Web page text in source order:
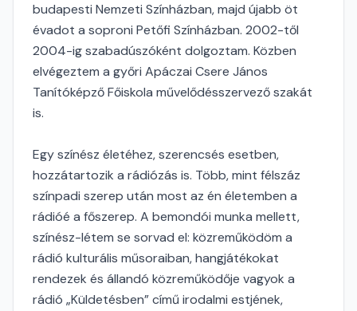
budapesti Nemzeti Színházban, majd újabb öt
évadot a soproni Petőfi Színházban. 2002-től
2004-ig szabadúszóként dolgoztam. Közben
elvégeztem a győri Apáczai Csere János
Tanítóképző Főiskola művelődésszervező szakát
is.
Egy színész életéhez, szerencsés esetben,
hozzátartozik a rádiózás is. Több, mint félszáz
színpadi szerep után most az én életemben a
rádióé a főszerep. A bemondói munka mellett,
színész-létem se sorvad el: közreműködöm a
rádió kulturális műsoraiban, hangjátékokat
rendezek és állandó közreműködője vagyok a
rádió „Küldetésben” című irodalmi estjének,